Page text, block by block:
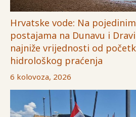
Hrvatske vode: Na
postajama na Dunavu i
najniže vrijednosti od
hidrološkog praćenja
6 kolovoza, 2026